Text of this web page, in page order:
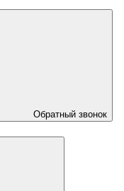
Обратный звонок